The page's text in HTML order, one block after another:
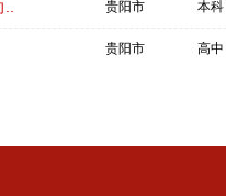
贵阳市 本科
贵阳市 高中